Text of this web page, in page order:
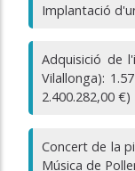
Implantació
Adquisició de
Vilallonga):
2.400.282,00 €)
Concert de la
Música de